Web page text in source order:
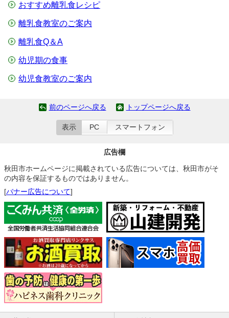
おすすめ離乳食レシピ
離乳食教室のご案内
離乳食Q＆A
幼児期の食事
幼児食教室のご案内
前のページへ戻る トップページへ戻る
表示 PC スマートフォン
広告欄
秋田市ホームページに掲載されている広告については、秋田市がそ
の内容を保証するものではありません。
[バナー広告について]